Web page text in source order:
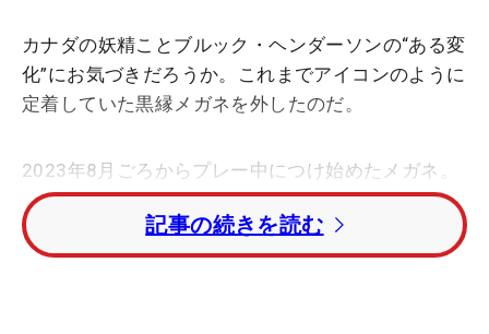
カナダの妖精ことブルック・ヘンダーソンの“ある変
化”にお気づきだろうか。これまでアイコンのように
定着していた黒縁メガネを外したのだ。
2023年8月ごろからプレー中につけ始めたメガネ。
それ以前からコース外ではかけていたが、突如とし
て競技中も使用するようになった。そして約1年が
経ち、一念発起だろうか。「（昨年の）9月にコン
記事の続きを読む